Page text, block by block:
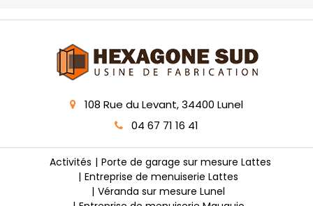
108 Rue du Levant, 34400 Lunel
04 67 71 16 41
Activités
Porte de garage sur mesure Lattes
Entreprise de menuiserie Lattes
Véranda sur mesure Lunel